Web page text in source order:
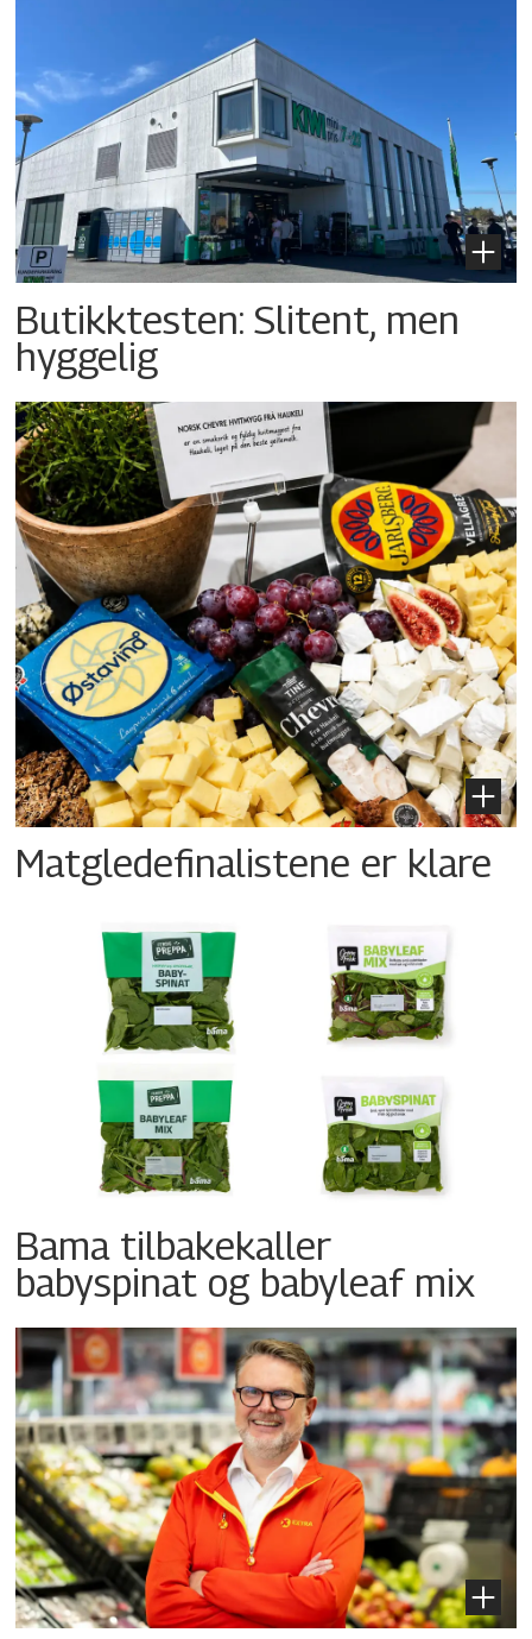
Butikktesten: Slitent, men
hyggelig
Matgledefinalistene er klare
Bama tilbakekaller
babyspinat og babyleaf mix